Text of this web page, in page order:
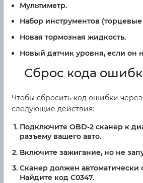
Мультиметр.
Набор инструментов
Новая тормозная жидкость.
Новый датчик уровня, если он
Сброс кода
Чтобы сбросить код ошибки
следующие действия:
Подключите OBD-2 сканер к
разъему вашего авто.
Включите зажигание, но не
Сканер должен автоматически
Найдите код C0347.